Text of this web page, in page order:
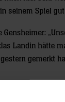
seinem Spiel
Landin hätte
gemerkt